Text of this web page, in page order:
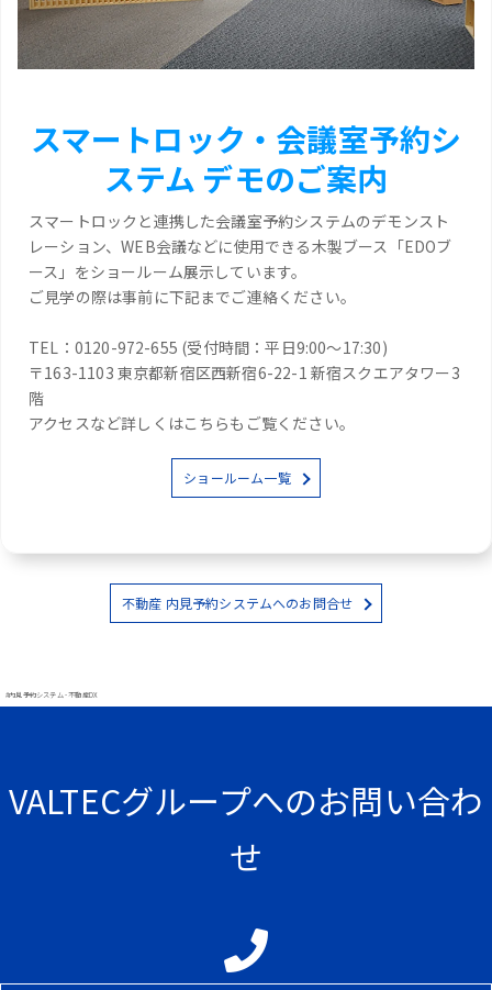
スマートロック・会議室予約シ
ステム デモのご案内
スマートロックと連携した会議室予約システムのデモンスト
レーション、WEB会議などに使用できる木製ブース「EDOブ
ース」をショールーム展示しています。
ご見学の際は事前に下記までご連絡ください。
TEL：0120-972-655 (受付時間：平日9:00～17:30)
〒163-1103 東京都新宿区西新宿6-22-1 新宿スクエアタワー3
階
アクセスなど詳しくはこちらもご覧ください。
ショールーム一覧
不動産 内見予約システムへのお問合せ
#内見予約システム - 不動産DX
VALTECグループへのお問い合わ
せ